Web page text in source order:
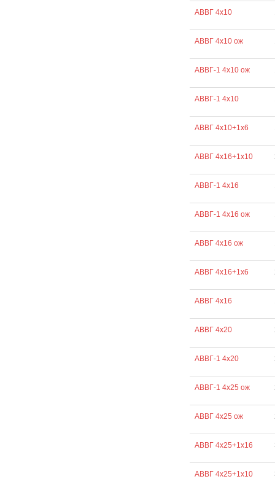
АВВГ 4х10
АВВГ 4х10 ож
АВВГ-1 4х10 ож
АВВГ-1 4х10
АВВГ 4х10+1х6
АВВГ 4х16+1х10
АВВГ-1 4х16
АВВГ-1 4х16 ож
АВВГ 4х16 ож
АВВГ 4х16+1х6
АВВГ 4х16
АВВГ 4х20
АВВГ-1 4х20
АВВГ-1 4х25 ож
АВВГ 4х25 ож
АВВГ 4х25+1х16
АВВГ 4х25+1х10